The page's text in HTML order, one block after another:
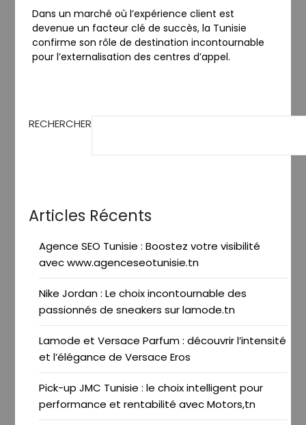
Dans un marché où l’expérience client est
devenue un facteur clé de succès, la Tunisie
confirme son rôle de destination incontournable
pour l’externalisation des centres d’appel.
RECHERCHER
Articles Récents
Agence SEO Tunisie : Boostez votre visibilité
avec www.agenceseotunisie.tn
Nike Jordan : Le choix incontournable des
passionnés de sneakers sur lamode.tn
Lamode et Versace Parfum : découvrir l’intensité
et l’élégance de Versace Eros
Pick-up JMC Tunisie : le choix intelligent pour
performance et rentabilité avec Motors,tn